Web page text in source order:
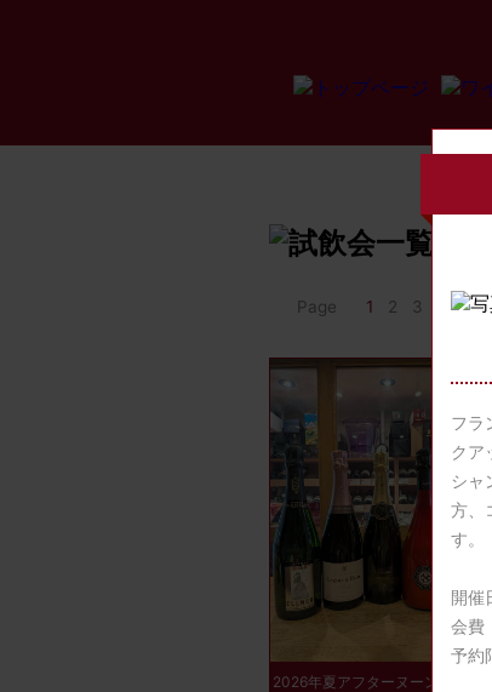
Page 1 2 3 >>
2026年夏アフターヌーンシャンパ
フラ
クア
シャ
方、
す。
開
会費
予約